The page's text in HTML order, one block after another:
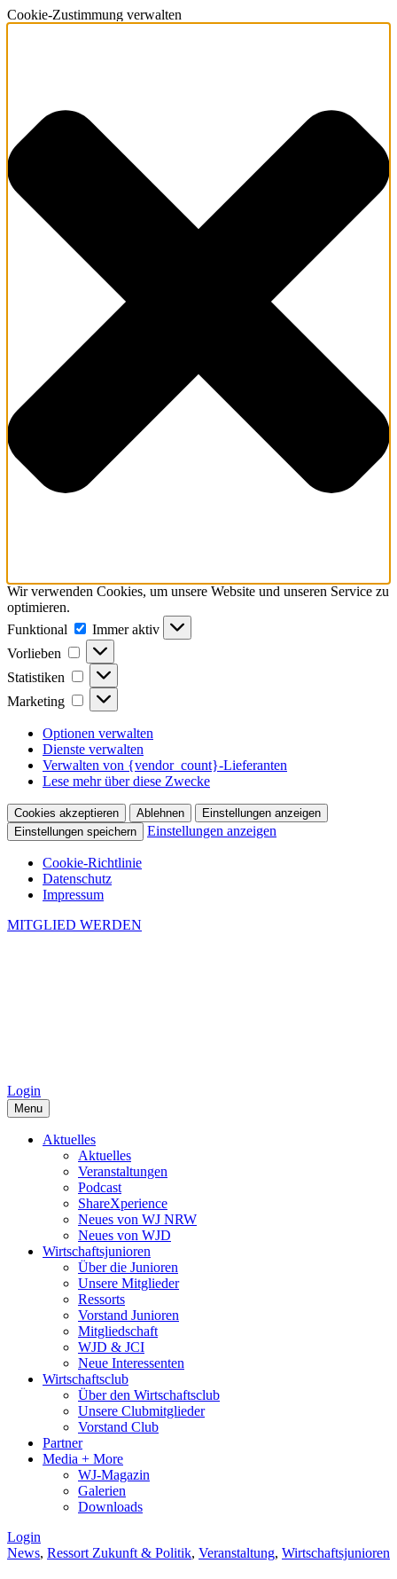
Cookie-Zustimmung verwalten
Wir verwenden Cookies, um unsere Website und unseren Service zu
optimieren.
Funktional
Funktional
Immer aktiv
Vorlieben
Vorlieben
Statistiken Statistiken
Marketing Marketing
Optionen verwalten
Dienste verwalten
Verwalten von {vendor_count}-Lieferanten
Lese mehr über diese Zwecke
Cookies akzeptieren Ablehnen
Einstellungen anzeigen
Einstellungen speichern
Einstellungen anzeigen
Cookie-Richtlinie
Datenschutz
Impressum
MITGLIED WERDEN
Login
Menu
Aktuelles
Aktuelles
Veranstaltungen
Podcast
ShareXperience
Neues von WJ NRW
Neues von WJD
Wirtschaftsjunioren
Über die Junioren
Unsere Mitglieder
Ressorts
Vorstand Junioren
Mitgliedschaft
WJD & JCI
Neue Interessenten
Wirtschaftsclub
Über den Wirtschaftsclub
Unsere Clubmitglieder
Vorstand Club
Partner
Media + More
WJ-Magazin
Galerien
Downloads
Login
News, Ressort Zukunft & Politik, Veranstaltung, Wirtschaftsjunioren